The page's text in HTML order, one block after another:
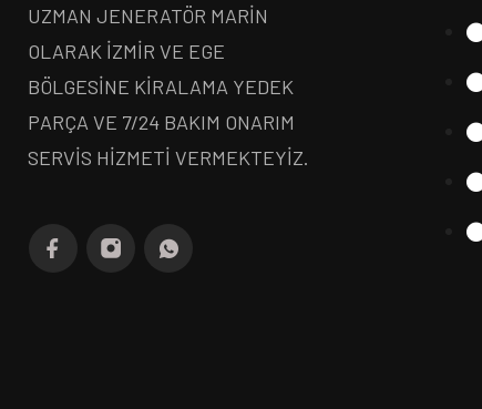
UZMAN JENERATÖR MARİN
OLARAK İZMİR VE EGE
BÖLGESİNE KİRALAMA YEDEK
PARÇA VE 7/24 BAKIM ONARIM
SERVİS HİZMETİ VERMEKTEYİZ.